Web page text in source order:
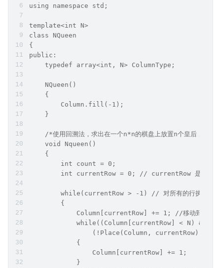
using namespace std;
template<int N>
class NQueen
{
public:
    typedef array<int, N> ColumnType;
    NQueen()
    {
        Column.fill(-1);
    }
/*使用回溯法，求出在一个n*n的棋盘上放置n个皇后，使其
    void Nqueen()
    {
        int count = 0;
        int currentRow = 0; // currentRow 是当前行
while(currentRow > -1) // 对所有的行执行以下
        {
            Column[currentRow] += 1; //移动到下一列
            while((Column[currentRow] < N) &&
                (!Place(Column, currentRow)))
            {
                Column[currentRow] += 1;
            }